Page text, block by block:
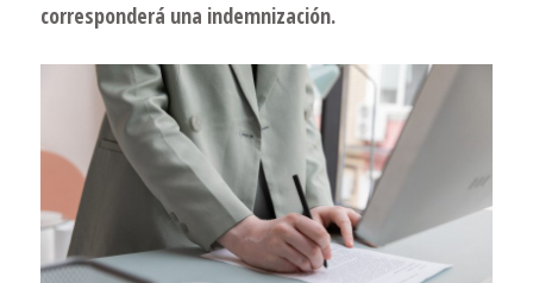
corresponderá una indemnización.